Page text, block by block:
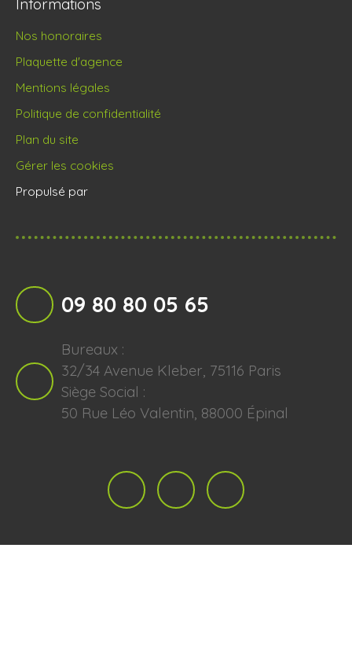
Nos honoraires
Plaquette d'agence
Mentions légales
Politique de confidentialité
Plan du site
Gérer les cookies
Propulsé par
09 80 80 05 65
Bureaux :
32/34 Avenue Kleber, 75116 Paris
Siège Social :
50 Rue Léo Valentin, 88000 Épinal